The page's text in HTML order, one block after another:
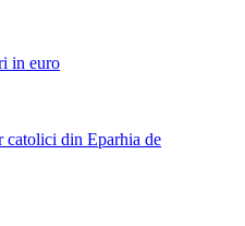
din Eparhia de